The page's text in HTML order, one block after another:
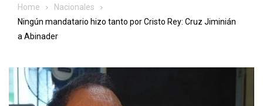
Home
Nacionales
Ningún mandatario hizo tanto por Cristo Rey: Cruz Jiminián
a Abinader